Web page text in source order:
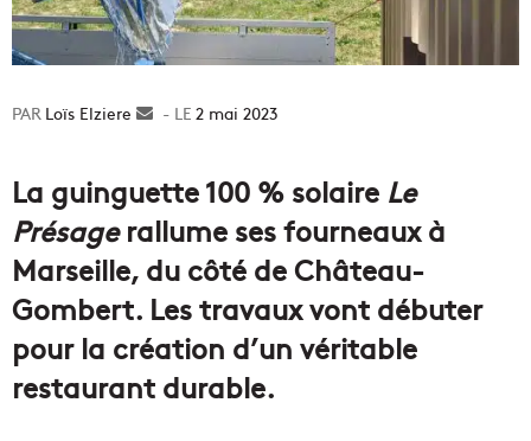
Loïs Elziere
Envoyer2 mai 2023
La guinguette 100 % solaire Le
Présagerallume ses fourneaux à
Marseille, du côté de Château-
Gombert. Les travaux vont débuter
pour la création d’un véritable
restaurant durable.